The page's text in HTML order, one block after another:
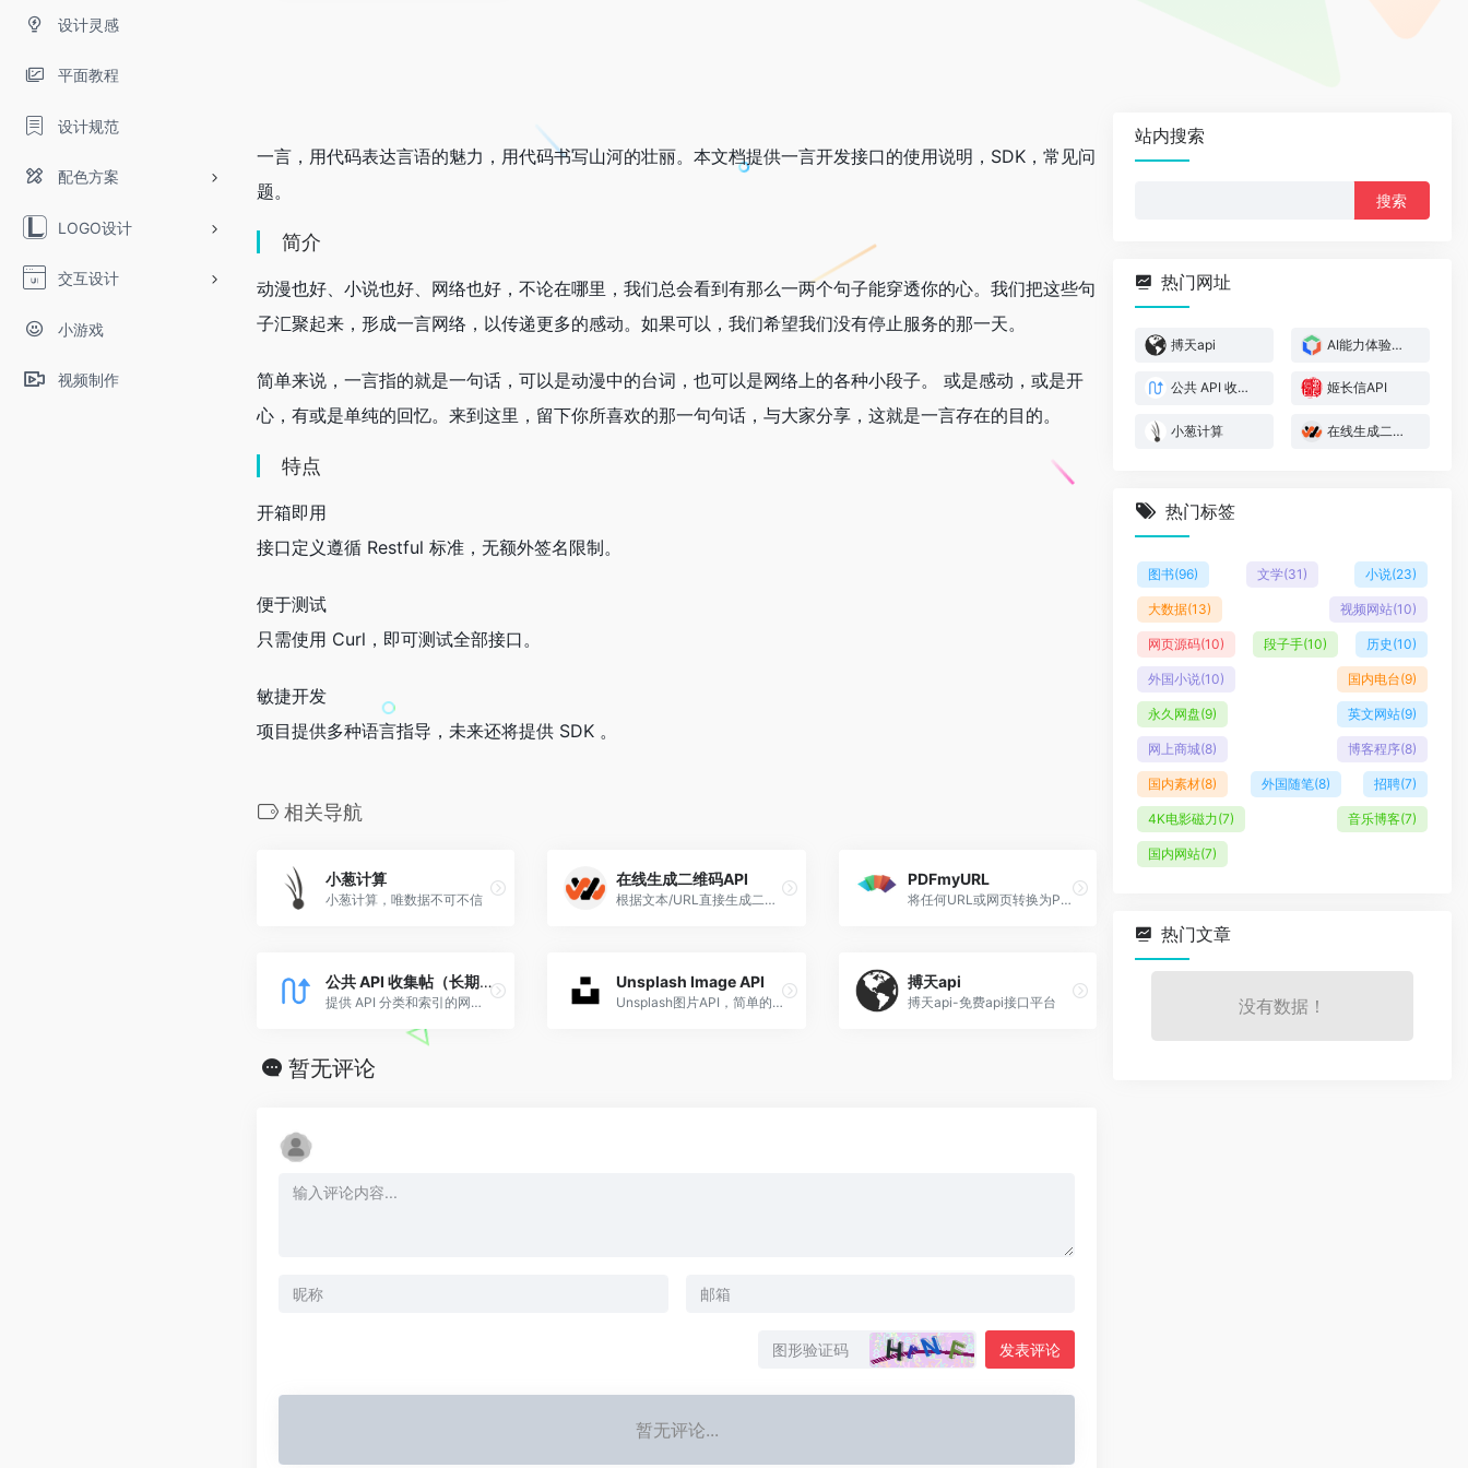
设计灵感
平面教程
设计规范
配色方案
LOGO设计
交互设计
小游戏
视频制作
一言，用代码表达言语的魅力，用代码书写山河的壮丽。本文档提供一言开发接口的使用说明，SDK，常见问
题。
简介
动漫也好、小说也好、网络也好，不论在哪里，我们总会看到有那么一两个句子能穿透你的心。我们把这些句
子汇聚起来，形成一言网络，以传递更多的感动。如果可以，我们希望我们没有停止服务的那一天。
简单来说，一言指的就是一句话，可以是动漫中的台词，也可以是网络上的各种小段子。 或是感动，或是开
心，有或是单纯的回忆。来到这里，留下你所喜欢的那一句句话，与大家分享，这就是一言存在的目的。
特点
开箱即用
接口定义遵循 Restful 标准，无额外签名限制。
便于测试
只需使用 Curl，即可测试全部接口。
敏捷开发
项目提供多种语言指导，未来还将提供 SDK 。
相关导航
小葱计算
小葱计算，唯数据不可不信
在线生成二维码API
根据文本/URL直接生成二维码
PDFmyURL
将任何URL或网页转换为PDF，在线PDF API
公共 API 收集帖（长期更新） – 捷径社区
提供 API 分类和索引的网站，有免费的，有收费的，收费的也可能会有一些免费额度。
Unsplash Image API
Unsplash图片API，简单的嵌入Unsplash图片，可以登录Unsplash账号设置，也可以自定义筛选接口的图片类型
搏天api
搏天api-免费api接口平台
暂无评论
发表评论
暂无评论...
站内搜索
热门网址
搏天api AI能力体验中心 – 智能AI接口
公共 API 收集帖（长期更新） – 捷径社区 姬长信API
小葱计算 在线生成二维码API
热门标签
图书(96) 文学(31) 小说(23)
大数据(13) 视频网站(10)
网页源码(10) 段子手(10) 历史 (10)
外国小说(10) 国内电台(9)
永久网盘(9) 英文网站(9)
网上商城(8) 博客程序(8)
国内素材(8) 外国随笔(8) 招聘(7)
4K电影磁力(7) 音乐博客(7)
国内网站(7)
热门文章
没有数据！